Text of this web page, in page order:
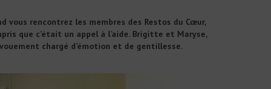
vous rencontrez les membres des Restos du Cœur,
que c’était un appel à l’aide. Brigitte et Maryse,
chargé d’émotion et de gentillesse.